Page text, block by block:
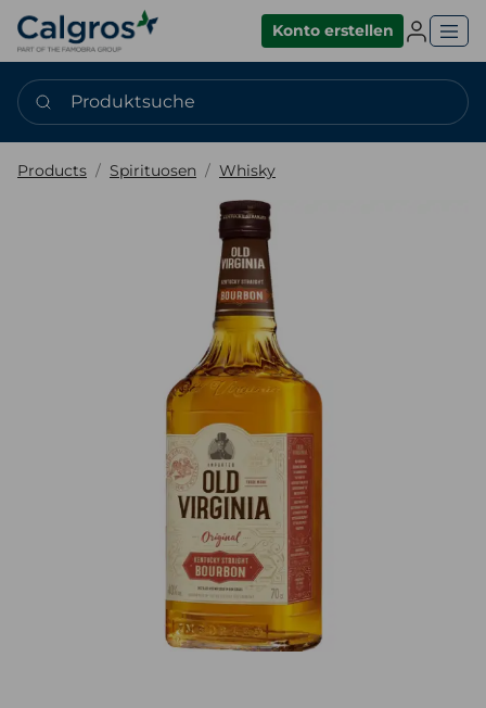
Konto erstellen
Produktsuche
Products Spirituosen Whisky